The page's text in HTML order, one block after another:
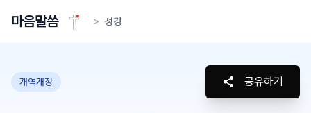
마음말씀 > 성경
개역개정 공유하기